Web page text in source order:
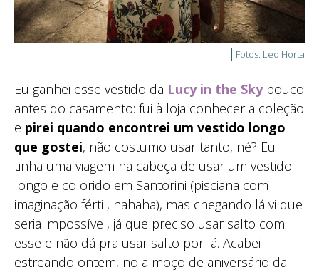
Fotos: Leo Horta
Eu ganhei esse vestido da Lucy in the Skypouco
antes do casamento: fui à loja conhecer a coleção
e pirei quando encontrei um vestido longo
que gostei, não costumo usar tanto, né? Eu
tinha uma viagem na cabeça de usar um vestido
longo e colorido em Santorini (pisciana com
imaginação fértil, hahaha), mas chegando lá vi que
seria impossível, já que preciso usar salto com
esse e não dá pra usar salto por lá. Acabei
estreando ontem, no almoço de aniversário da